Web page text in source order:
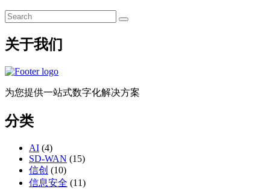
关于我们
为您提供一站式数字化解决方案
分类
AI (4)
SD-WAN (15)
信创 (10)
信息安全 (11)